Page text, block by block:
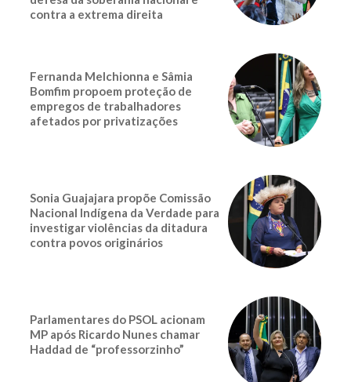
contra a extrema direita
Fernanda Melchionna e Sâmia
Bomfim propoem proteção de
empregos de trabalhadores
afetados por privatizações
Sonia Guajajara propõe Comissão
Nacional Indígena da Verdade para
investigar violências da ditadura
contra povos originários
Parlamentares do PSOL acionam
MP após Ricardo Nunes chamar
Haddad de “professorzinho”